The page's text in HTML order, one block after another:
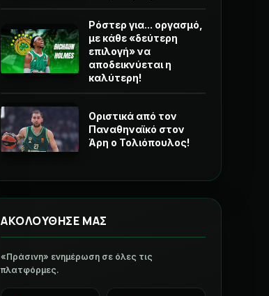
Ρόστερ για... οργασμό,
με κάθε «δεύτερη
επιλογή» να
αποδεικνύεται η
καλύτερη!
Οριστικά από τον
Παναθηναϊκό στον
Άρη ο Τολιόπουλος!
ΑΚΟΛΟΥΘΗΣΕ ΜΑΣ
«Πράσινη» ενημέρωση σε όλες τις
πλατφόρμες.